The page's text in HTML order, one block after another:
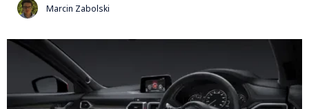
Marcin Zabolski